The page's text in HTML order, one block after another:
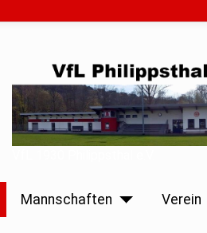
Mannschaften Verein